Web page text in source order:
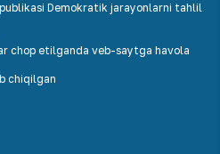
Demokratik jarayonlarni tahlil
chop etilganda veb-saytga havola
chiqilgan